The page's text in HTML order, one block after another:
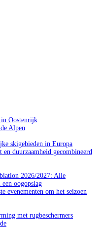
in Oostenrijk
Alpen
skigebieden in Europa
en duurzaamheid gecombineerd
2026/2027: Alle
oogopslag
evenementen om het seizoen
met rugbeschermers